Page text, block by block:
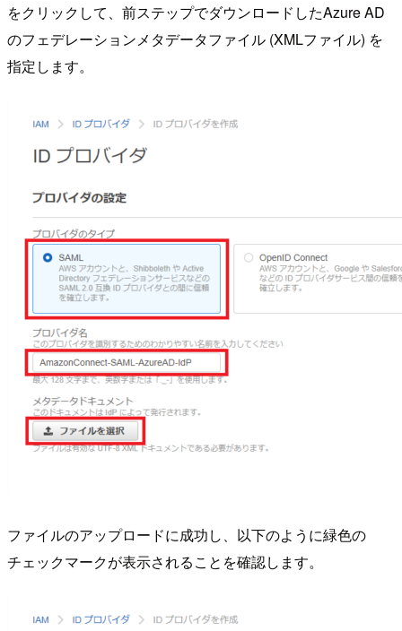
をクリックして、前ステップでダウンロードしたAzure AD
のフェデレーションメタデータファイル (XMLファイル) を
指定します。
ファイルのアップロードに成功し、以下のように緑色の
チェックマークが表示されることを確認します。